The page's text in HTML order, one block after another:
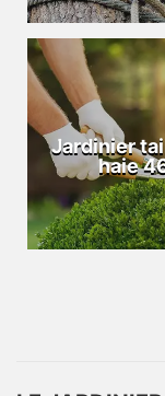
Jardinier
haie